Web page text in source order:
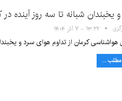
یخبندان شبانه تا سه روز آینده در
۱۳:۲۲ - ۷ آذر ۱۴۰۴
هواشناسی کرمان از تداوم هوای سرد و
مطلب ...